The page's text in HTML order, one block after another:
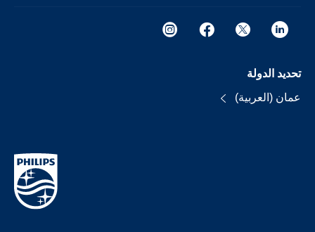
تحديد الدولة
عمان (العربية)